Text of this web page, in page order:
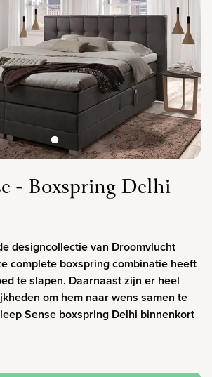
- Boxspring Delhi
designcollectie van Droomvlucht
complete boxspring combinatie heeft
te slapen. Daarnaast zijn er heel
om hem naar wens samen te
Sense boxspring Delhi binnenkort